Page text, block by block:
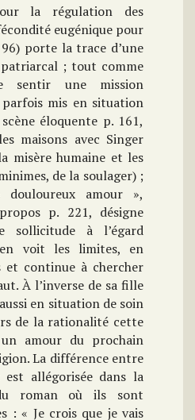
la régulation des
eugénique pour
porte la trace d’une
; tout comme
sentir une mission
mis en situation
éloquente p. 161,
maisons avec Singer
misère humaine et les
de la soulager) ;
douloureux amour »,
p. 221, désigne
sollicitude à l’égard
voit les limites, en
et continue à chercher
À l’inverse de sa fille
en situation de soin
de la rationalité cette
amour du prochain
La différence entre
allégorisée dans la
roman où ils sont
: « Je crois que je vais